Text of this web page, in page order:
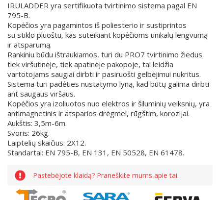
IRULADDER yra sertifikuota tvirtinimo sistema pagal EN
795-B.
Kopėčios yra pagamintos iš poliesterio ir sustiprintos
su stiklo pluoštu, kas suteikiant kopėčioms unikalų lengvumą
ir atsparumą.
Rankiniu būdu ištraukiamos, turi du PRO7 tvirtinimo žiedus
tiek viršutinėje, tiek apatinėje pakopoje, tai leidžia
vartotojams saugiai dirbti ir pasiruošti gelbėjimui nukritus.
Sistema turi padėties nustatymo lyną, kad būtų galima dirbti
ant saugaus viršaus.
Kopėčios yra izoliuotos nuo elektros ir šiluminių veiksnių, yra
antimagnetinis ir atsparios drėgmei, rūgštim, korozijai.
Aukštis: 3,5m-6m.
Svoris: 26kg.
Laiptelių skaičius: 2X12.
Standartai: EN 795-B, EN 131, EN 50528, EN 61478.
Pastebėjote klaidą? Praneškite mums apie tai.